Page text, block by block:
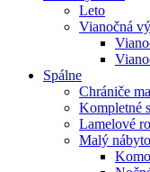
Leto
Vianočná
Spálne
Chrániče
Kompletné
Lamelové
Malý